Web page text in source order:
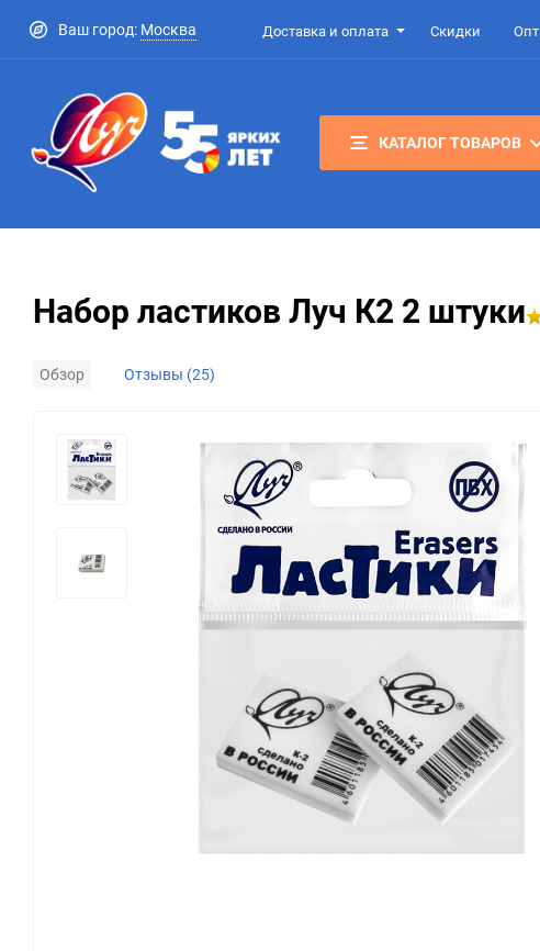
Ваш город: Москва Доставка и оплата Скидки Опт
КАТАЛОГ ТОВАРОВ
Набор ластиков Луч К2 2 штуки
Обзор Отзывы (25)